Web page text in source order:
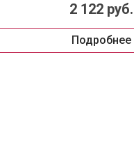
2 122 руб.
Подробнее